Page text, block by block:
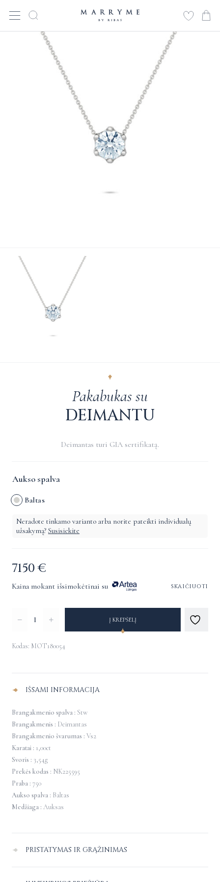
Pakabukas su
DEIMANTU
Deimantas turi GIA sertifikatą.
Aukso spalva
Baltas
Neradote tinkamo varianto arba norite pateikti individualų
užsakymą? Susisiekite
7150€
Kaina mokant išsimokėtinai su skaičiuoti
Pakabukas
Į KREPŠELĮ
Kodas: MOT180054
IŠSAMI INFORMACIJA
Brangakmenio spalva : Stw
Brangakmenis : Deimantas
Brangakmenio švarumas : Vs2
Karatai : 1,00ct
Svoris : 3,54g
Prekės kodas : NK225595
Praba : 750
Aukso spalva : Baltas
Medžiaga : Auksas
PRISTATYMAS IR GRĄŽINIMAS